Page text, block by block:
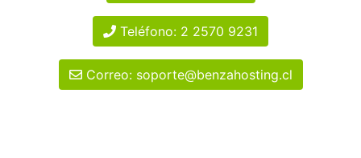
Teléfono: 2 2570 9231
Correo: soporte@benzahosting.cl